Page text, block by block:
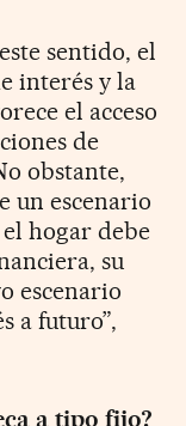
sentido, el
interés y la
el acceso
de
obstante,
un escenario
hogar debe
su
escenario
a futuro”,
a tipo fijo?